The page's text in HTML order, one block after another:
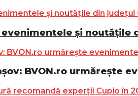
și noutățile
BVON.ro urmărește